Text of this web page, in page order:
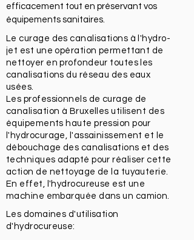
efficacement tout en préservant vos
équipements sanitaires.
Le curage des canalisations à l'hydro-
jet est une opération permettant de
nettoyer en profondeur toutes les
canalisations du réseau des eaux
usées.
Les professionnels de curage de
canalisation à Bruxelles utilisent des
équipements haute pression pour
l'hydrocurage, l'assainissement et le
débouchage des canalisations et des
techniques adapté pour réaliser cette
action de nettoyage de la tuyauterie.
En effet, l'hydrocureuse est une
machine embarquée dans un camion.
Les domaines d'utilisation
d'hydrocureuse: